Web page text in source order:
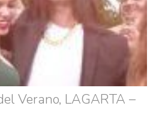
Verano, LAGARTA –